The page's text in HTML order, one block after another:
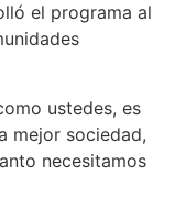
el programa al
ustedes, es
mejor sociedad,
necesitamos